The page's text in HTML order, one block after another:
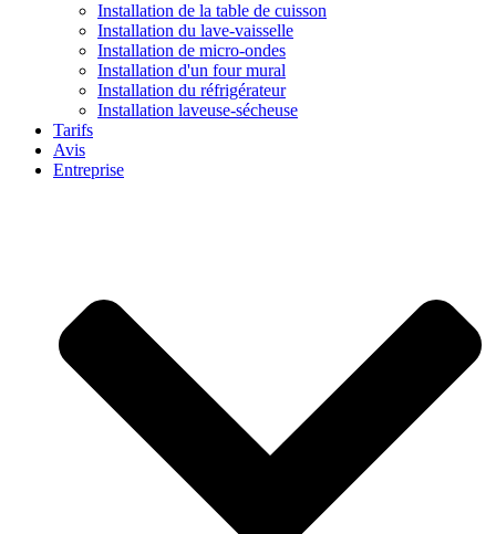
Installation de la table de cuisson
Installation du lave-vaisselle
Installation de micro-ondes
Installation d'un four mural
Installation du réfrigérateur
Installation laveuse-sécheuse
Tarifs
Avis
Entreprise